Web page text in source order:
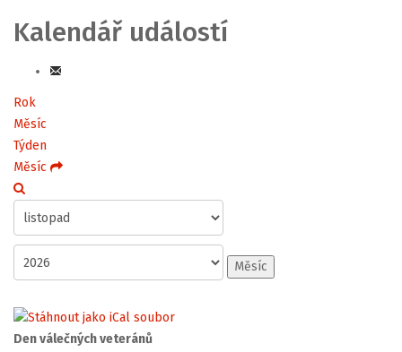
Kalendář událostí
Rok
Měsíc
Týden
Měsíc
Měsíc
Den válečných veteránů